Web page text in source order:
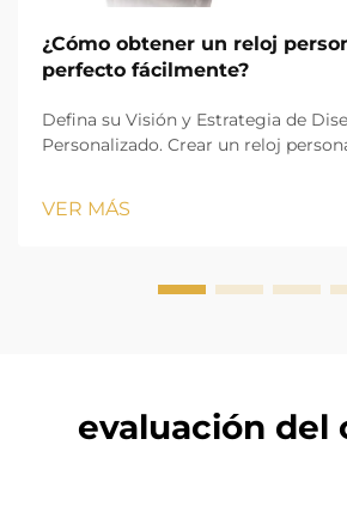
¿Cómo obtener un reloj
perfecto fácilmente?
Defina su Visión y Estrategia de
Personalizado. Crear un reloj
alinee sus objetivos estéticos con
funcionales. Ya sea que esté
VER MÁS
evaluación del